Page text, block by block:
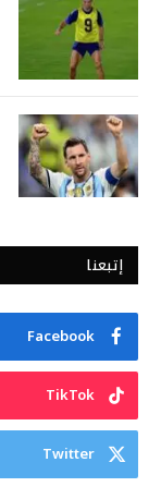
إتبعنا
Facebook
TikTok
Twitter